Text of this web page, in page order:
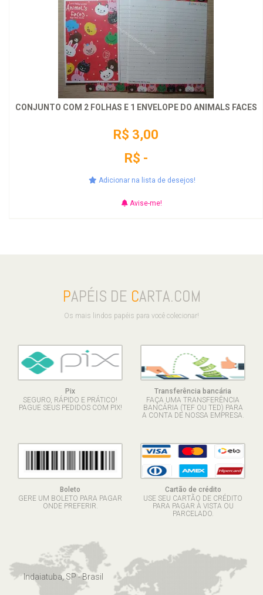
CONJUNTO COM 2 FOLHAS E 1 ENVELOPE DO ANIMALS FACES
R$ 3,00
R$ -
Adicionar na lista de desejos!
Avise-me!
PAPÉIS DE CARTA.COM
Os mais lindos papéis para você colecionar!
Pix
SEGURO, RÁPIDO E PRÁTICO!
PAGUE SEUS PEDIDOS COM PIX!
Transferência bancária
FAÇA UMA TRANSFERÊNCIA
BANCÁRIA (TEF OU TED) PARA
A CONTA DE NOSSA EMPRESA.
Boleto
GERE UM BOLETO PARA PAGAR
ONDE PREFERIR.
Cartão de crédito
USE SEU CARTÃO DE CRÉDITO
PARA PAGAR À VISTA OU
PARCELADO.
Indaiatuba, SP - Brasil